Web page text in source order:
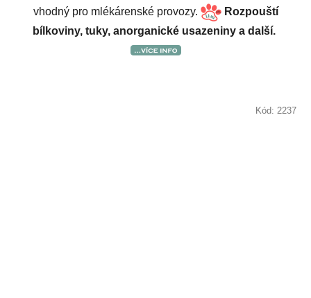
vhodný pro mlékárenské provozy.
Rozpouští
bílkoviny, tuky, anorganické usazeniny a další.
Kód: 2237